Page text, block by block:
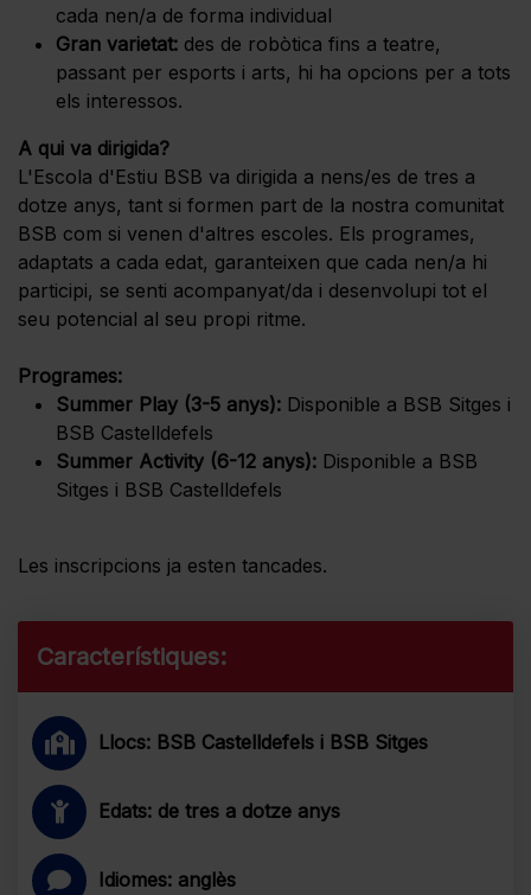
cada nen/a de forma individual
Gran varietat: des de robòtica fins a teatre,
passant per esports i arts, hi ha opcions per a tots
els interessos.
A qui va dirigida?
L'Escola d'Estiu BSB va dirigida a nens/es de tres a
dotze anys, tant si formen part de la nostra comunitat
BSB com si venen d'altres escoles. Els programes,
adaptats a cada edat, garanteixen que cada nen/a hi
participi, se senti acompanyat/da i desenvolupi tot el
seu potencial al seu propi ritme.
Programes:
Summer Play (3-5 anys): Disponible a BSB Sitges i
BSB Castelldefels
Summer Activity (6-12 anys): Disponible a BSB
Sitges i BSB Castelldefels
Les inscripcions ja esten tancades.
Característiques:
Llocs: BSB Castelldefels i BSB Sitges
Edats: de tres a dotze anys
Idiomes: anglès